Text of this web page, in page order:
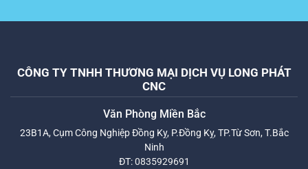
CÔNG TY TNHH THƯƠNG MẠI DỊCH VỤ LONG PHÁT
CNC
Văn Phòng Miền Bắc
23B1A, Cụm Công Nghiệp Đồng Kỵ, P.Đồng Kỵ, TP.Từ Sơn, T.Bắc
Ninh
ĐT:0835929691